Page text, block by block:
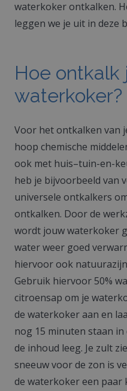
waterkoker ontkalken.
leggen we je uit in deze
Hoe ontkalk
waterkoker?
Voor het ontkalken van
hoop chemische
ook met huis–tuin-en-
heb je bijvoorbeeld van
universele ontkalkers
ontkalken. Door de
wordt jouw waterkoker
water weer goed
hiervoor ook
Gebruik hiervoor 50%
citroensap om je
de waterkoker aan en
nog 15 minuten staan
de inhoud leeg. Je zult
sneeuw voor de zon is
de waterkoker een paar